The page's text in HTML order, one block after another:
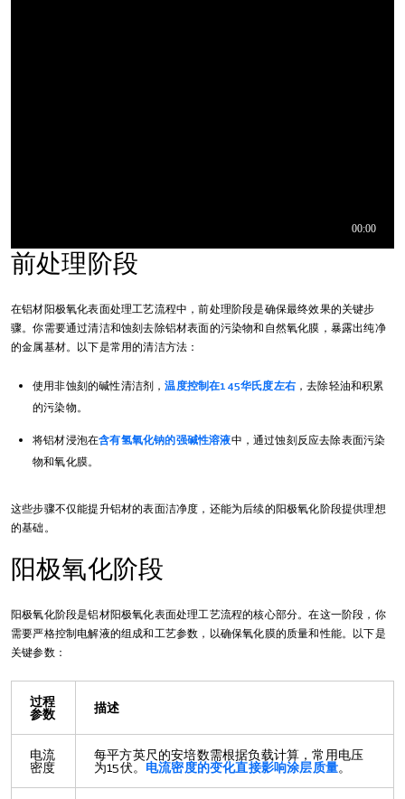
前处理阶段
在铝材阳极氧化表面处理工艺流程中，前处理阶段是确保最终效果的关键步
骤。你需要通过清洁和蚀刻去除铝材表面的污染物和自然氧化膜，暴露出纯净
的金属基材。以下是常用的清洁方法：
使用非蚀刻的碱性清洁剂，温度控制在145华氏度左右 ，去除轻油和积累
的污染物。
将铝材浸泡在含有氢氧化钠的强碱性溶液中，通过蚀刻反应去除表面污染
物和氧化膜。
这些步骤不仅能提升铝材的表面洁净度，还能为后续的阳极氧化阶段提供理想
的基础。
阳极氧化阶段
阳极氧化阶段是铝材阳极氧化表面处理工艺流程的核心部分。在这一阶段，你
需要严格控制电解液的组成和工艺参数，以确保氧化膜的质量和性能。以下是
关键参数：
过程
参数 描述
电流
密度
每平方英尺的安培数需根据负载计算，常用电压
为15伏。 电流密度的变化直接影响涂层质量。